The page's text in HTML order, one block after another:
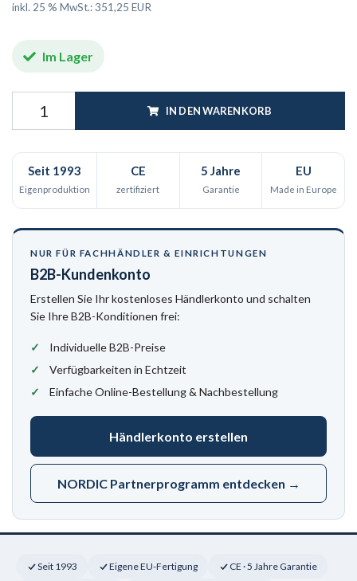
inkl. 25 % MwSt.: 351,25 EUR
Im Lager
IN DEN WARENKORB
Seit 1993
Eigenproduktion
CE
zertifiziert
5 Jahre
Garantie
EU
Made in Europe
NUR FÜR FACHHÄNDLER & EINRICHTUNGEN
B2B-Kundenkonto
Erstellen Sie Ihr kostenloses Händlerkonto und schalten
Sie Ihre B2B-Konditionen frei:
Individuelle B2B-Preise
Verfügbarkeiten in Echtzeit
Einfache Online-Bestellung & Nachbestellung
Händlerkonto erstellen
NORDIC Partnerprogramm entdecken →
Seit 1993 Eigene EU-Fertigung CE · 5 Jahre Garantie